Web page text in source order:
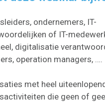
ondernemers, IT-
of IT-
digitalisatie
operation managers, ….
met heel
die geen of